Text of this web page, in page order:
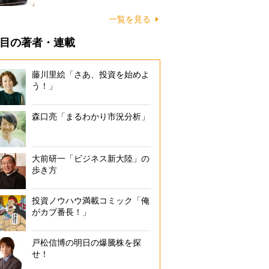
一覧を見る
の著者・連載
藤川里絵「さあ、投資を始めよ
う！」
森口亮「まるわかり市況分析」
大前研一「ビジネス新大陸」の
歩き方
投資ノウハウ満載コミック「俺
がカブ番長！」
戸松信博の明日の爆騰株を探
せ！